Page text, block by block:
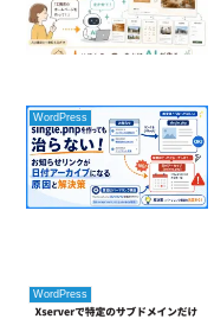
WordPress
WordPress